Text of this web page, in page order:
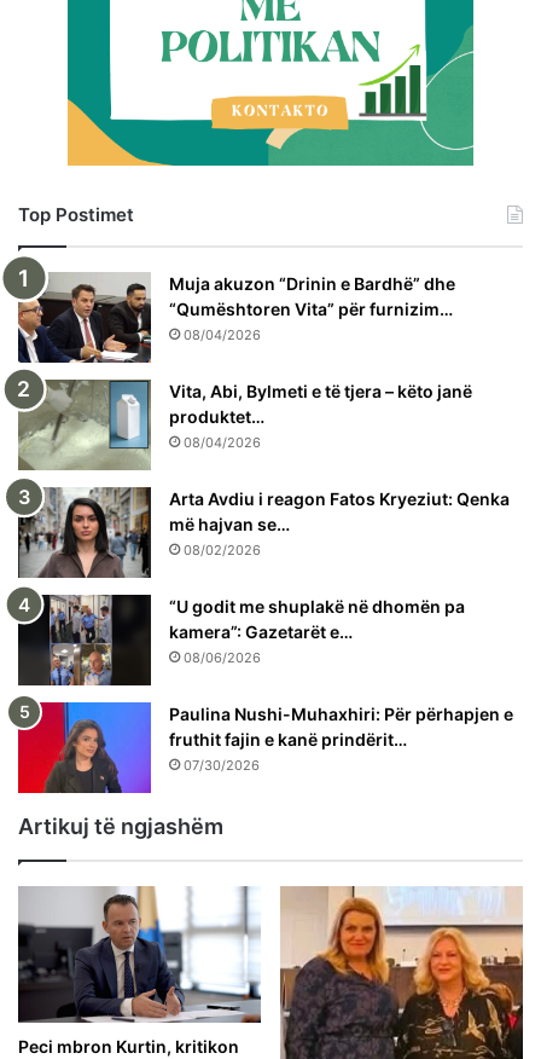
Top Postimet
Muja akuzon “Drinin e Bardhë” dhe
“Qumështoren Vita” për furnizim…
08/04/2026
Vita, Abi, Bylmeti e të tjera – këto janë
produktet…
08/04/2026
Arta Avdiu i reagon Fatos Kryeziut: Qenka
më hajvan se…
08/02/2026
“U godit me shuplakë në dhomën pa
kamera”: Gazetarët e…
08/06/2026
Paulina Nushi-Muhaxhiri: Për përhapjen e
fruthit fajin e kanë prindërit…
07/30/2026
Artikuj të ngjashëm
Peci mbron Kurtin, kritikon